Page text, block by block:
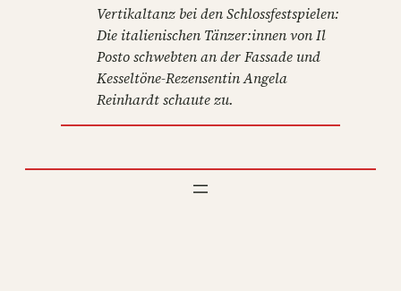
Vertikaltanz bei den Schlossfestspielen:
Die italienischen Tänzer:innen von Il
Posto schwebten an der Fassade und
Kesseltöne-Rezensentin Angela
Reinhardt schaute zu.